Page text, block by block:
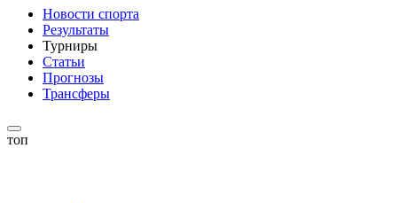
Новости спорта
Результаты
Турниры
Статьи
Прогнозы
Трансферы
топ